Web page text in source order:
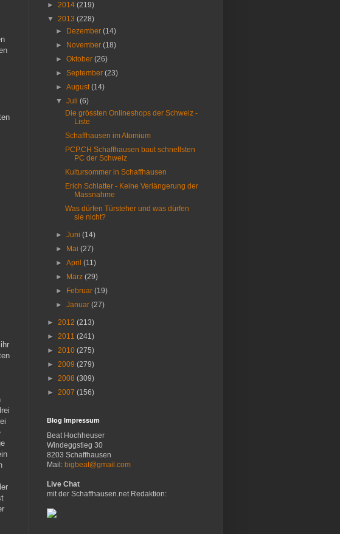
► 2014 (219)
▼ 2013 (228)
►
Dezember(14)
►
November(18)
►Oktober(26)
►September(23)
►August(14)
▼Juli(6)
Die grössten Onlineshops der Schweiz -
Liste
Schaffhausen im Atomium
PCP.CH Schaffhausen baut schnellsten
PC der Schweiz
Kultursommer in Schaffhausen
Erich Schlatter - Keine Verlängerung der
Massnahme
Was dürfen Türsteher und was dürfen
sie nicht?
►Juni(14)
►
Mai(27)
►April(11)
►
März(29)
►
Februar(19)
►Januar(27)
► 2012 (213)
► 2011 (241)
► 2010 (275)
► 2009 (279)
► 2008 (309)
► 2007 (156)
Blog Impressum
Beat Hochheuser
Windeggstieg 30
8203 Schaffhausen
Mail: bigbeat@gmail.com
Live Chat
mit der Schaffhausen.net Redaktion: